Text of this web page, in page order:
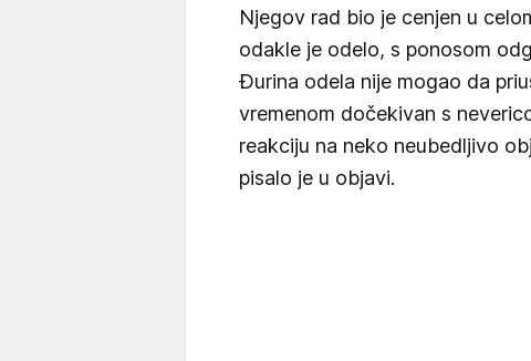
Njegov rad bio je cenjen u
odakle je odelo, s ponosom
Đurina odela nije mogao da
vremenom dočekivan s
reakciju na neko neubedljivo
pisalo je u objavi.